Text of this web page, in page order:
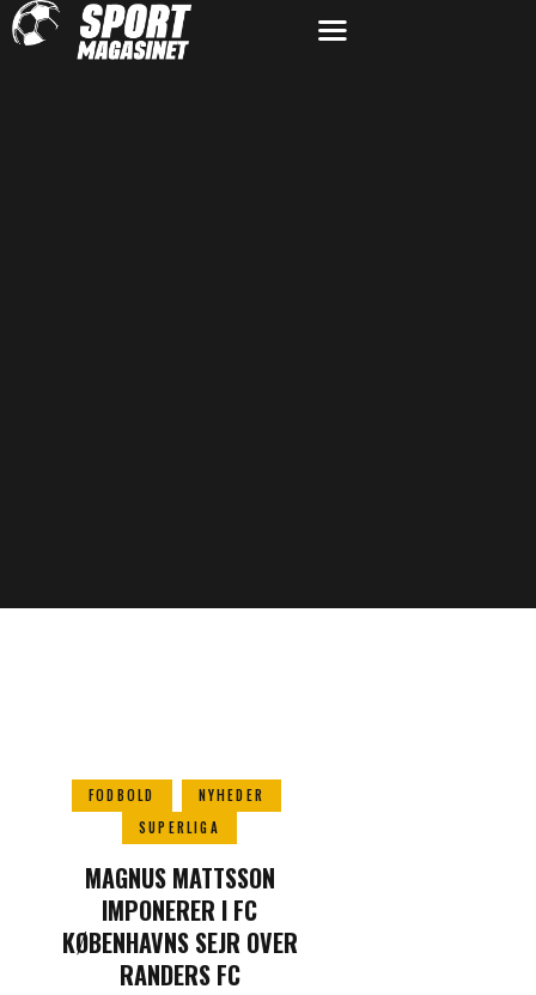
FODBOLD
NYHEDER
SUPERLIGA
MAGNUS MATTSSON
IMPONERER I FC
KØBENHAVNS SEJR OVER
RANDERS FC